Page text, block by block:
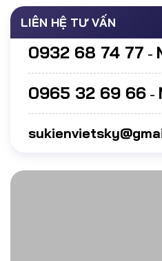
LIÊN HỆ TƯ VẤN
0932 68 74 77 -
0965 32 69 66-